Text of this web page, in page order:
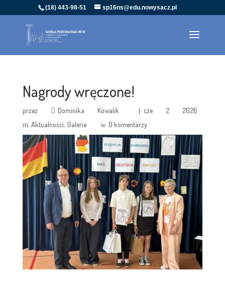
(18) 443-98-51 sp16ns@edu.nowysacz.pl
Nagrody wręczone!
przez Dominika Kowalik
cze 2 2026
Aktualności Galerie 0 komentarzy